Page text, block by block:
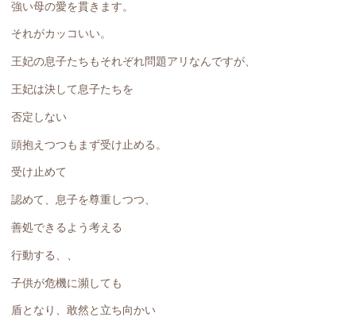
強い母の愛を貫きます。
それがカッコいい。
王妃の息子たちもそれぞれ問題アリなんですが、
王妃は決して息子たちを
否定しない
頭抱えつつもまず受け止める。
受け止めて
認めて、息子を尊重しつつ、
善処できるよう考える
行動する、、
子供が危機に瀕しても
盾となり、敢然と立ち向かい